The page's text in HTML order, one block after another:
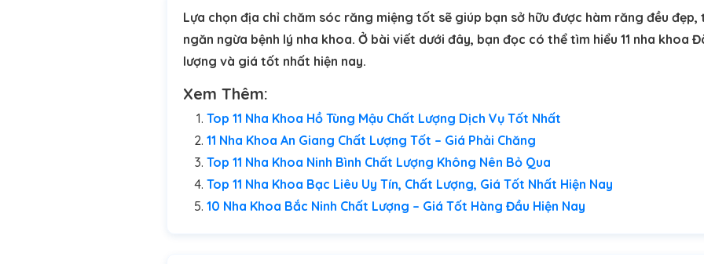
Lựa chọn địa chỉ chăm sóc răng miệng tốt sẽ giúp bạn sở hữu được hàm răng đều
ngăn ngừa bệnh lý nha khoa. Ở bài viết dưới đây, bạn đọc có thể tìm hiểu 11 nha khoa
lượng và giá tốt nhất hiện nay.
Xem Thêm:
Top 11 Nha Khoa Hồ Tùng Mậu Chất Lượng Dịch Vụ Tốt Nhất
11 Nha Khoa An Giang Chất Lượng Tốt – Giá Phải Chăng
Top 11 Nha Khoa Ninh Bình Chất Lượng Không Nên Bỏ Qua
Top 11 Nha Khoa Bạc Liêu Uy Tín, Chất Lượng, Giá Tốt Nhất Hiện Nay
10 Nha Khoa Bắc Ninh Chất Lượng – Giá Tốt Hàng Đầu Hiện Nay